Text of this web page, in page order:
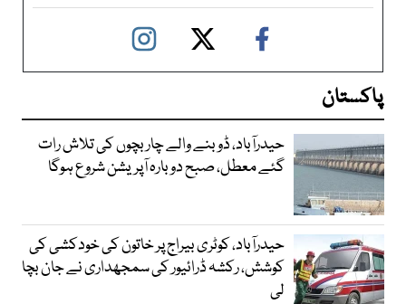
پاکستان
حیدرآباد، ڈوبنے والے چار بچوں کی تلاش رات
گئے معطل، صبح دوبارہ آپریشن شروع ہوگا
حیدرآباد، کوٹری بیراج پر خاتون کی خودکشی کی
کوشش، رکشہ ڈرائیور کی سمجھداری نے جان بچا
لی